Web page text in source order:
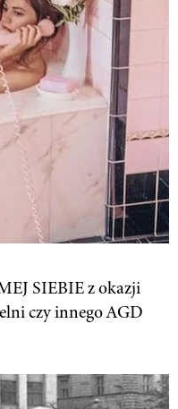
SIEBIE z okazji
czy innego AGD